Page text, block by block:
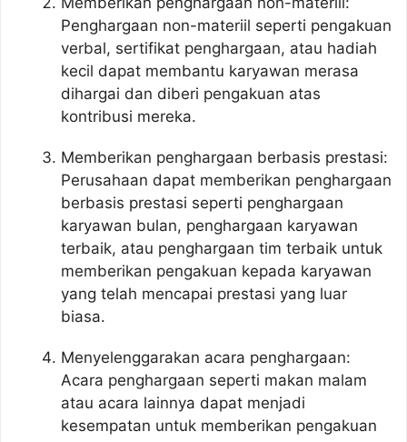
Penghargaan non-materiil seperti pengakuan
verbal, sertifikat penghargaan, atau hadiah
kecil dapat membantu karyawan merasa
dihargai dan diberi pengakuan atas
kontribusi mereka.
Memberikan penghargaan berbasis prestasi:
Perusahaan dapat memberikan penghargaan
berbasis prestasi seperti penghargaan
karyawan bulan, penghargaan karyawan
terbaik, atau penghargaan tim terbaik untuk
memberikan pengakuan kepada karyawan
yang telah mencapai prestasi yang luar
biasa.
Menyelenggarakan acara penghargaan:
Acara penghargaan seperti makan malam
atau acara lainnya dapat menjadi
kesempatan untuk memberikan pengakuan